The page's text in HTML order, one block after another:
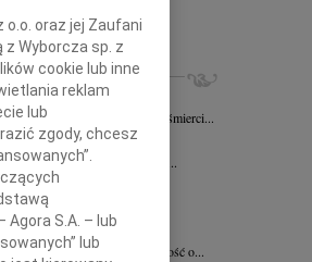
szukanie zaawansowane
07.08.2026Kraków
przyjąłem wiadomość o śmierci...
Kraków
Gryzło Wiceprezesowi Areny...
20.07.2026
i żalem przyjęliśmy...
20.07.2026Kraków
smutkiem przyjęliśmy wiadomość o...
o.o. oraz jej Zaufani
z Wyborcza sp. z
cookie lub inne
reklam
lub
zgody, chcesz
S.A. – lub
lub